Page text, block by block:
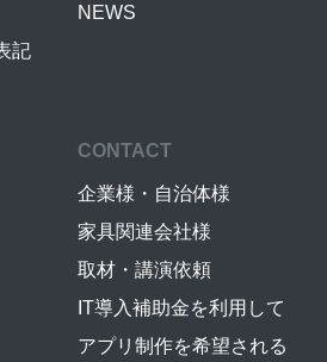
記
NEWS
CONTACT
企業様・自治体様
家具関連会社様
取材・講演依頼
IT導入補助金を利用して
アプリ制作を希望される